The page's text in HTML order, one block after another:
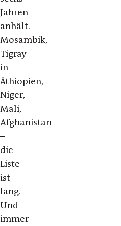
Jahren
anhält.
Mosambik,
Tigray
in
Äthiopien,
Niger,
Mali,
Afghanistan
–
die
Liste
ist
lang.
Und
immer